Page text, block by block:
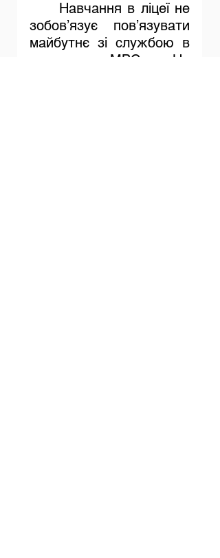
зобов’язує пов’язувати
майбутнє зі службою в
органах МВС. Це